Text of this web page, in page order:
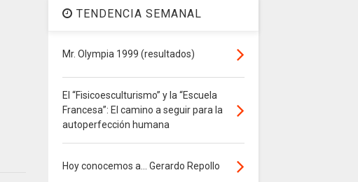
TENDENCIA SEMANAL
Mr. Olympia 1999 (resultados)
El “Fisicoesculturismo” y la “Escuela
Francesa”: El camino a seguir para la
autoperfección humana
Hoy conocemos a... Gerardo Repollo